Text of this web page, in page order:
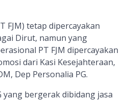
FJM) tetap dipercayakan
Dirut, namun yang
PT FJM dipercayakan
dari Kasi Kesejahteraan,
Dep Personalia PG.
yang bergerak dibidang jasa